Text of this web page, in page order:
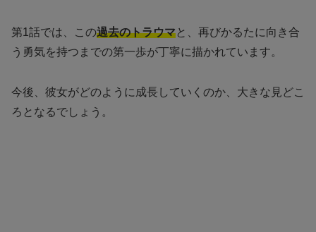
第1話では、この過去のトラウマと、再びかるたに向き合
う勇気を持つまでの第一歩が丁寧に描かれています。
今後、彼女がどのように成長していくのか、大きな見どこ
ろとなるでしょう。